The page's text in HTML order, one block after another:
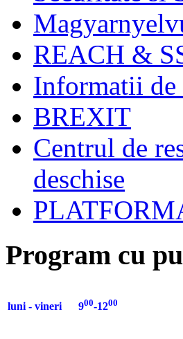
REACH &
Informatii de
BREXIT
Centrul de
deschise
Program cu
luni - vineri 900-1200